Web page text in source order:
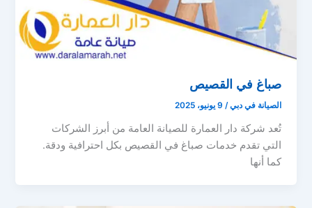
صباغ في القصيص
الصيانة في دبي/ 9 يونيو، 2025
تُعد شركة دار العمارة للصيانة العامة من أبرز الشركات
التي تقدم خدمات صباغ في القصيص بكل احترافية ودقة.
كما أنها